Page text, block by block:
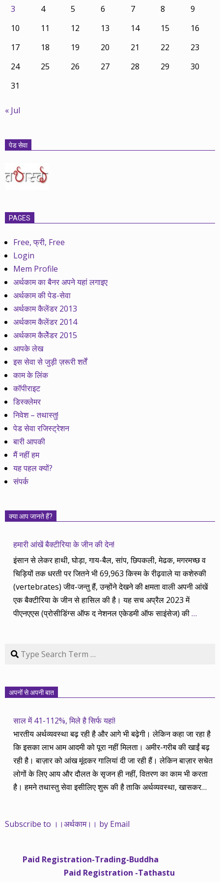
3 4 5 6 7 8
9
10
11 12 13 14 15
16
17
18 19 20 21 22
23
24
25 26 27 28 29
30
31
« Jul
पेड सेवा
PAGES
Free, फ्री, Free
Login
Mem Profile
अर्थकाम का बैनर अपने यहां लगाइए
अर्थकाम की पेड-सेवा
अर्थकाम कैलेंडर 2013
अर्थकाम कैलेंडर 2014
अर्थकाम कैलेेंडर 2015
आपके लेख
इस सेवा से जुड़ी ज़रूरी शर्तें
काम के लिंक
कॉपीराइट
डिस्क्लेमर
निवेश – तथास्तु!
पेड सेवा रजिस्ट्रेशन
बारी आपकी
मैं नहीं हम
यह पहल क्यों?
संपर्क
क्या आप जानते हैं?
हमारी आंखें बैक्टीरिया के जीन की देन!
इंसान से लेकर हाथी, घोड़ा, गाय-बैल, सांप, छिपकली, मेढक, मगरमच्छ व
चिड़ियों तक धरती पर जितने भी 69,963 किस्म के रीढ़वाले या कशेरुकी
(vertebrates) जीव-जन्तु हैं, उन्होंने देखने की क्षमता वाली अपनी आंखें
एक बैक्टीरिया के जीन से हासिल की है। यह सच अप्रैल 2023 में
पीएनएएस (प्रोसीडिंग्स ऑफ द नेशनल एकेडमी ऑफ साइंसेज) की…
Search
अपनों से अपनी बात
साल में 41-112%, मिले है सिर्फ यहां!
भारतीय अर्थव्यवस्था बढ़ रही है और आगे भी बढ़ेगी। लेकिन कहा जा रहा है
कि इसका लाभ आम आदमी को पूरा नहीं मिलता। अमीर-गरीब की खाईं बढ़
रही है। बाज़ार को आंख मूंदकर गालियां दी जा रही हैं। लेकिन बाज़ार सचेत
लोगों के लिए आय और दौलत के सृजन ही नहीं, वितरण का काम भी करता
है। हमने तथास्तु सेवा इसीलिए शुरू की है ताकि अर्थव्यवस्था, खासकर
महंगाई की दर 10 प्रतिशत से ऊपर रहती है। वे भागकर जाते हैं सोने और
साढ़े चार सालों से अर्थकाम से जुड़े हैं, वे हमारी ईमानदारी और सत्यनिष्ठा से
Subscribe to ।।अर्थकाम।। by Email
Paid Registration-Trading-Buddha
Paid Registration -Tathastu